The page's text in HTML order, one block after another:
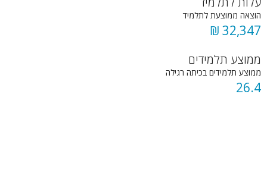
הוצאה ממוצעת לתלמיד
32,347 ₪
ממוצע תלמידים
ממוצע תלמידים בכיתה רגילה
26.4